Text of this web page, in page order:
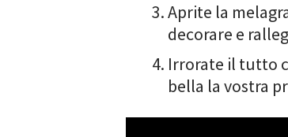
Aprite la
decorare e
Irrorate il tutto
bella la vostra